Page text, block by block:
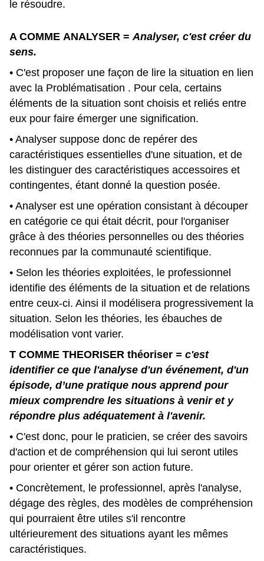
le résoudre.
A COMME ANALYSER =Analyser, c'est créer du
sens.
• C'est proposer une façon de lire la situation en lien
avec la Problématisation . Pour cela, certains
éléments de la situation sont choisis et reliés entre
eux pour faire émerger une signification.
• Analyser suppose donc de repérer des
caractéristiques essentielles d'une situation, et de
les distinguer des caractéristiques accessoires et
contingentes, étant donné la question posée.
• Analyser est une opération consistant à découper
en catégorie ce qui était décrit, pour l'organiser
grâce à des théories personnelles ou des théories
reconnues par la communauté scientifique.
• Selon les théories exploitées, le professionnel
identifie des éléments de la situation et de relations
entre ceux-ci. Ainsi il modélisera progressivement la
situation. Selon les théories, les ébauches de
modélisation vont varier.
T COMME THEORISER théoriser = c'est
identifier ce que l'analyse d'un événement, d'un
épisode, d’une pratique nous apprend pour
mieux comprendre les situations à venir et y
répondre plus adéquatement à l'avenir.
• C'est donc, pour le praticien, se créer des savoirs
d'action et de compréhension qui lui seront utiles
pour orienter et gérer son action future.
• Concrètement, le professionnel, après l'analyse,
dégage des règles, des modèles de compréhension
qui pourraient être utiles s'il rencontre
ultérieurement des situations ayant les mêmes
caractéristiques.